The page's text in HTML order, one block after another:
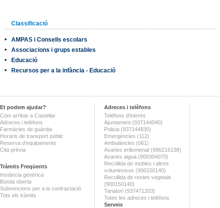
Classificació
AMPAS i Consells escolars
Associacions i grups estables
Educació
Recursos per a la infància - Educació
Et podem ajudar?
Com arribar a Castellar
Adreces i telèfons
Farmàcies de guàrdia
Horaris de transport públic
Reserva d'equipaments
Cita prèvia
Tràmits Freqüents
Instància genèrica
Bústia oberta
Subvencions per a la contractació
Tots els tràmits
Adreces i telèfons
Telèfons d'interès
Ajuntament (937144040)
Policia (937144830)
Emergències (112)
Ambulàncies (061)
Avaries enllumenat (686216138)
Avaries aigua (900304070)
Recollida de mobles i altres
voluminosos (900150140)
Recollida de restes vegetals
(900150140)
Tanatori (937471203)
Totes les adreces i telèfons
Serveis